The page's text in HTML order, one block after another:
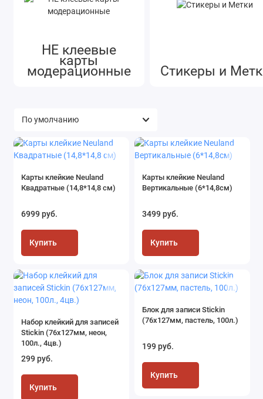
Плакаты и Шаблоны
Прочее для обучения
НЕ клеевые
карты
модерационные Стикеры и
Карты клейкие Neuland
Квадратные (14,8*14,8 см)
6999 руб.
Купить
Карты клейкие Neuland
Вертикальные (6*14,8см)
3499 руб.
Купить
Набор клейкий для записей
Stickin (76x127мм, неон,
100л., 4цв.)
299 руб.
Купить
Блок для записи Stickin
(76x127мм, пастель, 100л.)
199 руб.
Купить